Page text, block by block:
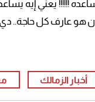
!!!!!! يعني إيه
هو عارف كل حاجة..
أخبار الزمالك